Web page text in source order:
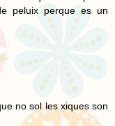
peluix perque es un
no sol les xiques son